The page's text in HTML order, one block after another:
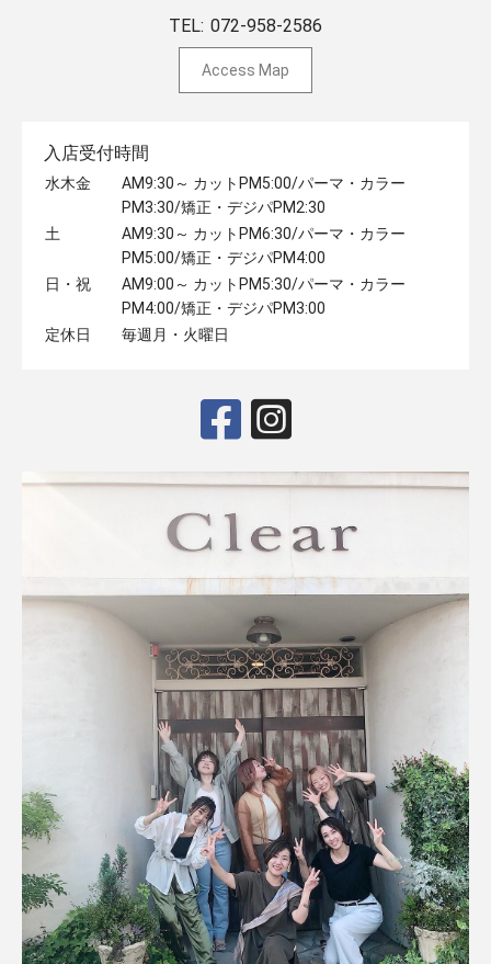
TEL: 072-958-2586
Access Map
入店受付時間
水木金
AM9:30～ カットPM5:00/パーマ・カラー
PM3:30/矯正・デジパPM2:30
土
AM9:30～ カットPM6:30/パーマ・カラー
PM5:00/矯正・デジパPM4:00
日・祝
AM9:00～ カットPM5:30/パーマ・カラー
PM4:00/矯正・デジパPM3:00
定休日
毎週月・火曜日